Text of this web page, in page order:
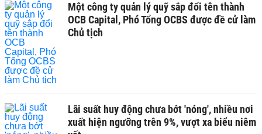
Một công ty quản lý quỹ sắp đổi tên thành
OCB Capital, Phó Tổng OCBS được đề cử làm
Chủ tịch
Lãi suất huy động chưa bớt 'nóng', nhiều nơi
xuất hiện ngưỡng trên 9%, vượt xa biểu niêm